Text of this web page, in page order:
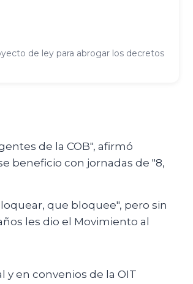
de ley para abrogar los decretos
de la COB", afirmó
beneficio con jornadas de "8,
que bloquee", pero sin
les dio el Movimiento al
y en convenios de la OIT